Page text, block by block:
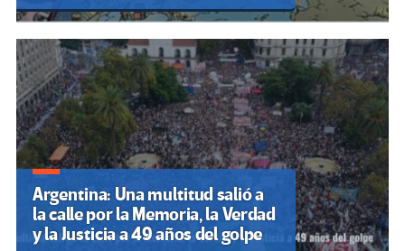
Argentina: Una multitud salió a
la calle por la Memoria, la Verdad
y la Justicia a 49 años del golpe